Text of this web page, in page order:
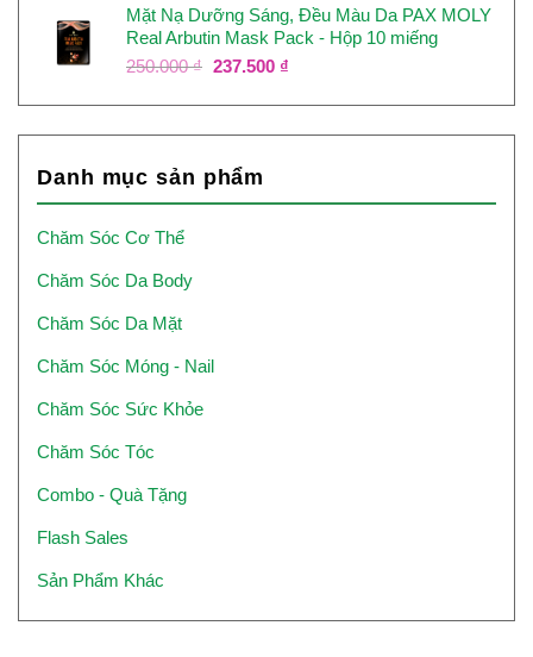
là:
250.000 ₫.
tại
là:
237.500 ₫.
Mặt Nạ Dưỡng Sáng, Đều Màu Da PAX MOLY
Real Arbutin Mask Pack - Hộp 10 miếng
250.000₫ Giá
là:
250.000 ₫.
237.500 ₫Giá
tại
là:
Danh mục sản phẩm
Chăm Sóc Cơ Thể
Chăm Sóc Da Body
Chăm Sóc Da Mặt
Chăm Sóc Móng - Nail
Chăm Sóc Sức Khỏe
Chăm Sóc Tóc
Combo - Quà Tặng
Flash Sales
Sản Phẩm Khác